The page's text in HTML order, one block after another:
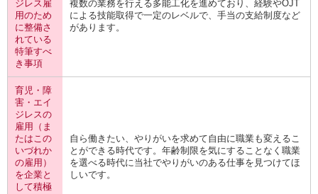
ジレス雇
用のため
に整備さ
れている
特筆すべ
き事項
複数の業務を行える多能工化を進めており、経験やOJT
による技能取得で一定のレベルで、手当の支給制度など
があります。
育児・障
害・エイ
ジレスの
雇用（ま
たはこの
いづれか
の雇用）
を企業と
して積極
自ら働きたい、やりがいを求めて自由に職業も変えるこ
とができる時代です。年齢制限を気にすることなく職業
を選べる時代に当社でやりがいのある仕事を見つけてほ
しいです。